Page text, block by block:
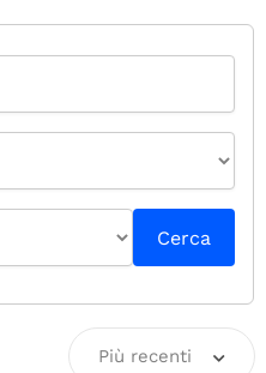
Cerca
Più recenti